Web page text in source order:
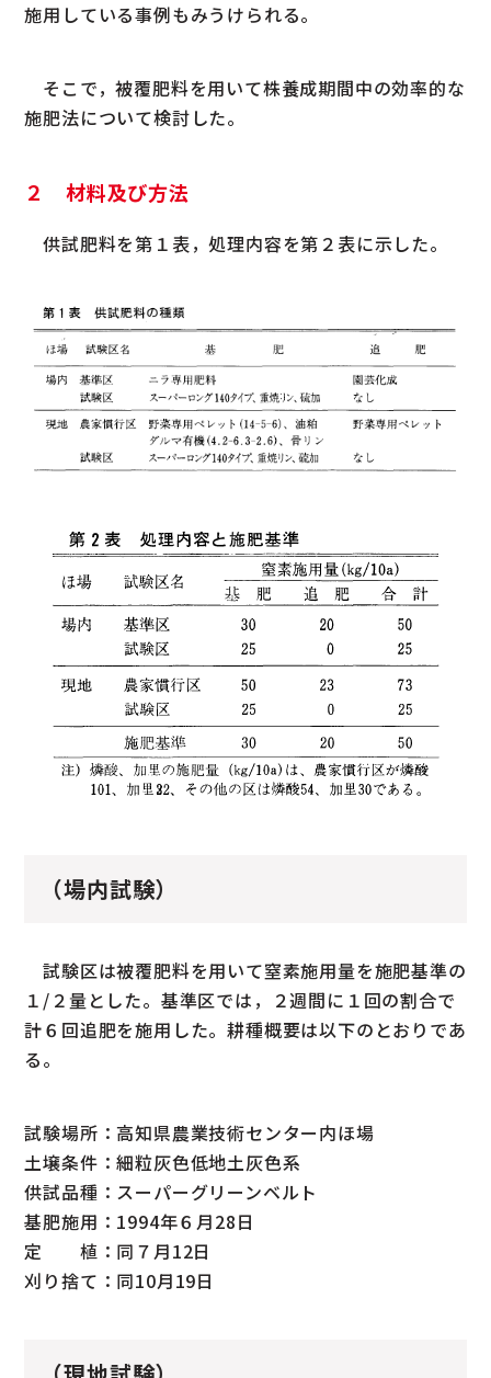
施用している事例もみうけられる。
そこで，被覆肥料を用いて株養成期間中の効率的な
施肥法について検討した。
２ 材料及び方法
供試肥料を第１表，処理内容を第２表に示した。
（場内試験）
試験区は被覆肥料を用いて窒素施用量を施肥基準の
１/２量とした。基準区では，２週間に１回の割合で
計６回追肥を施用した。耕種概要は以下のとおりであ
る。
試験場所：高知県農業技術センター内ほ場
土壌条件：細粒灰色低地土灰色系
供試品種：スーパーグリーンベルト
基肥施用：1994年６月28日
定 植：同７月12日
刈り捨て：同10月19日